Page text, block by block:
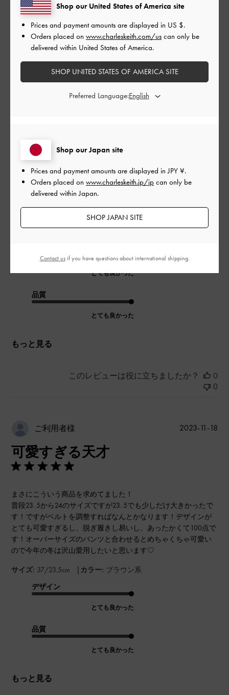
品質
とても良かった
もっと見る
このレビューは役に立ちましたか？
ご利用者様
rさんのレビュー
歩きやすくて見た目もとても可愛くて買ってよかったです！！
とても良かった
品質
とても良かった
もっと見る
このレビューは役に立ちましたか？
0
0
ご利用者様
可愛すぎる天才
まさにこういう商品を求めてました！
普段23. 5から24のサイズですが23. 5でも少しだけ大きかったで
す！ですがベルトを調整すればなんとかなります！デザインが
とても可愛すぎるし、脱ぎ履きし易いし、あったかくて100点で
す！オーバーサイズのパンツと合わせるとめちゃくちゃ可愛い
ので今年の冬は沢山愛用したいと思います♡
サイズ: 37/23.5cm | カラー: ブラウン系
デザイン
とても良かった
品質
とても良かった
もっと見る
公
2023-11-18
Shop our Japan site
Prices and payment amounts are displayed inJPY ¥.
Orders placed on www.charleskeith.jp/jp can only be
delivered within Japan.
SHOP JAPAN SITE
Shop our United States of America site
Prices and payment amounts are displayed in US $.
Orders placed on www.charleskeith.com/us can only be
delivered within United States of America.
SHOP UNITED STATES OF AMERICA SITE
Preferred Language:
Contact usif you have questions about international shipping.